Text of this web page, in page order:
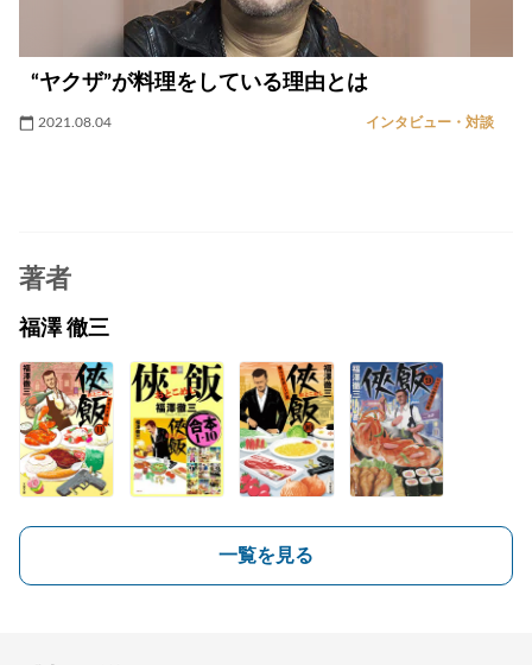
“ヤクザ”が料理をしている理由とは
2021.08.04 インタビュー・対談
著者
福澤 徹三
一覧を見る